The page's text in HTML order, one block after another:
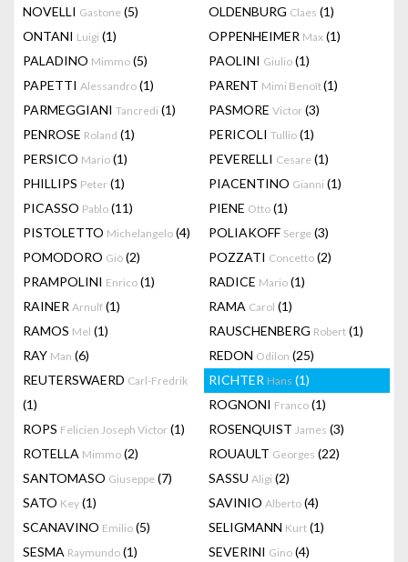
NOVELLI Gastone (5) OLDENBURG Claes (1)
ONTANI Luigi (1) OPPENHEIMER Max (1)
PALADINO Mimmo (5) PAOLINI Giulio (1)
PAPETTI Alessandro (1) PARENT Mimi Benoît(1)
PARMEGGIANI Tancredi (1) PASMORE Victor (3)
PENROSE Roland (1) PERICOLI Tullio (1)
PERSICO Mario (1) PEVERELLI Cesare (1)
PHILLIPS Peter (1) PIACENTINO Gianni (1)
PICASSO Pablo (11) PIENE Otto (1)
PISTOLETTO Michelangelo (4) POLIAKOFF Serge (3)
POMODORO Giò (2) POZZATI Concetto (2)
PRAMPOLINI Enrico (1) RADICE Mario (1)
RAINER Arnulf (1) RAMA Carol (1)
RAMOS Mel (1) RAUSCHENBERG Robert (1)
RAY Man (6) REDON Odilon (25)
REUTERSWAERD Carl-Fredrik
(1)
RICHTER Hans (1)
ROGNONI Franco (1)
ROPS Felicien Joseph Victor (1) ROSENQUIST James (3)
ROTELLA Mimmo (2) ROUAULT Georges (22)
SANTOMASO Giuseppe (7) SASSU Aligi (2)
SATO Key (1) SAVINIO Alberto (4)
SCANAVINO Emilio (5) SELIGMANN Kurt (1)
SESMA Raymundo (1) SEVERINI Gino (4)